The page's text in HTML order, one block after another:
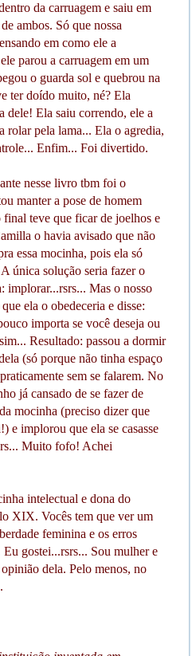
da carruagem e saiu em
ambos. Só que nossa
em como ele a
parou a carruagem em um
o guarda sol e quebrou na
ter doído muito, né? Ela
dele! Ela saiu correndo, ele a
rolar pela lama... Ela o agredia,
Enfim... Foi divertido.
nesse livro tbm foi o
manter a pose de homem
teve que ficar de joelhos e
o havia avisado que não
essa mocinha, pois ela só
única solução seria fazer o
implorar...rsrs... Mas o nosso
ela o obedeceria e disse:
importa se você deseja ou
Resultado: passou a dormir
(só porque não tinha espaço
sem se falarem. No
já cansado de se fazer de
mocinha (preciso dizer que
e implorou que ela se casasse
Muito fofo! Achei
intelectual e dona do
XIX. Vocês tem que ver um
feminina e os erros
gostei...rsrs... Sou mulher e
dela. Pelo menos, no